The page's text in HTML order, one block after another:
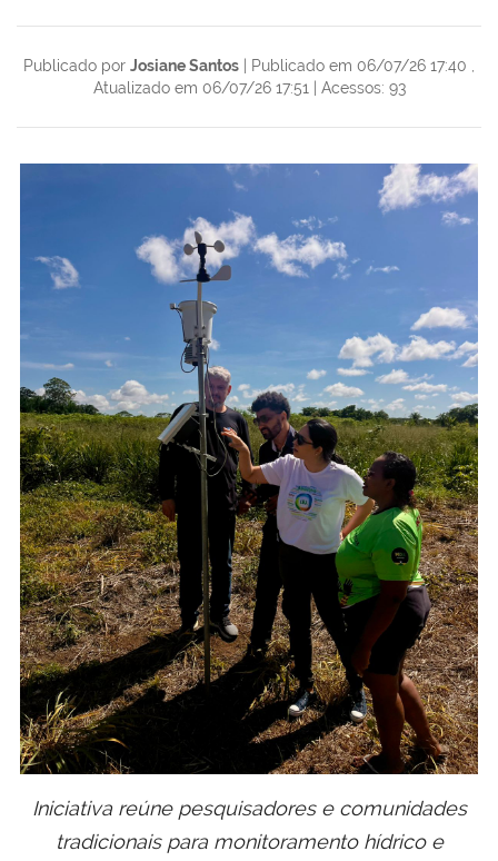
Publicado por Josiane Santos | Publicado em 06/07/26 17:40
Atualizado em 06/07/26 17:51 | Acessos: 93
Iniciativa reúne pesquisadores e comunidades
tradicionais para monitoramento hídrico e